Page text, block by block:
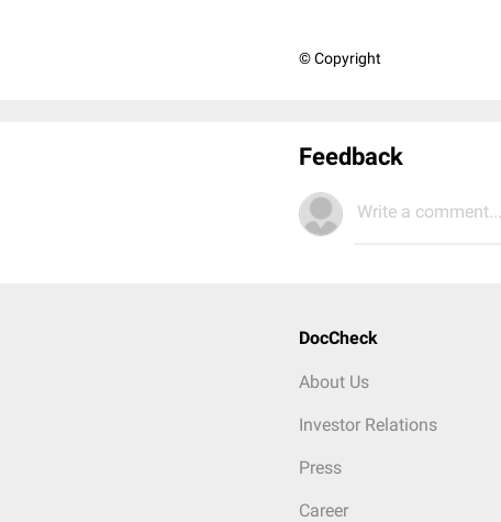
© Copyright
Feedback
Write a comment...
DocCheck
About Us
Investor Relations
Press
Career